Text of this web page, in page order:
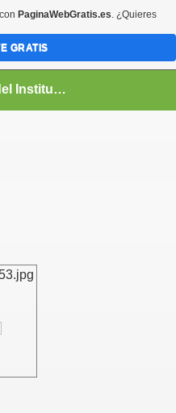
Centenario del Instituto Nacional de Panamá
PaginaWebGratis.es. ¿Quieres
GRATIS